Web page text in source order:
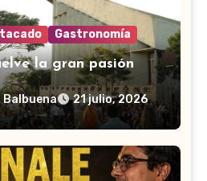
Gastronomía
la gran pasión
Balbuena 21 julio, 2026